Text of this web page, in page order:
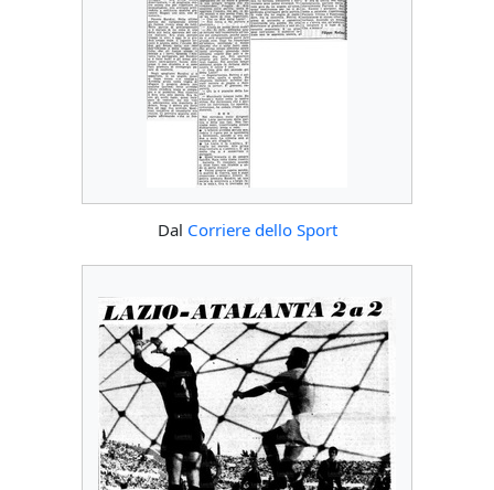
Dal Corriere dello Sport